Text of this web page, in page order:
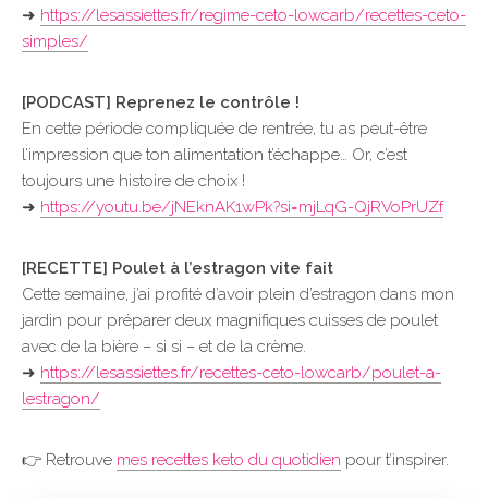
➜ https://lesassiettes.fr/regime-ceto-lowcarb/recettes-ceto-
simples/
[PODCAST] Reprenez le contrôle !
En cette période compliquée de rentrée, tu as peut-être
l’impression que ton alimentation t’échappe… Or, c’est
toujours une histoire de choix !
➜ https://youtu.be/jNEknAK1wPk?si=mjLqG-QjRVoPrUZf
[RECETTE] Poulet à l’estragon vite fait
Cette semaine, j’ai profité d’avoir plein d’estragon dans mon
jardin pour préparer deux magnifiques cuisses de poulet
avec de la bière – si si – et de la crème.
➜ https://lesassiettes.fr/recettes-ceto-lowcarb/poulet-a-
lestragon/
👉 Retrouve mes recettes keto du quotidien pour t’inspirer.